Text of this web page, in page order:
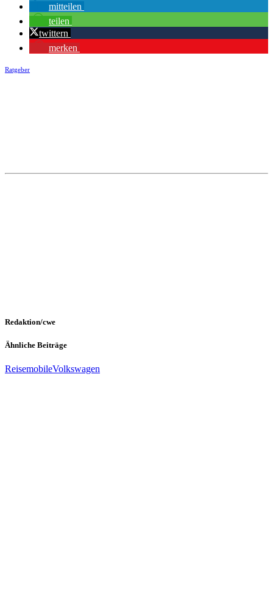
mitteilen
teilen
twittern
merken
Ratgeber
Redaktion/cwe
Ähnliche Beiträge
ReisemobileVolkswagen